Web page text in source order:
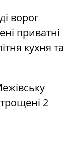
ворог
приватні
кухня та
2